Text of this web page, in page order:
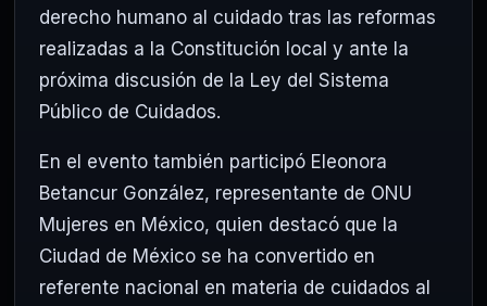
derecho humano al cuidado tras las reformas
realizadas a la Constitución local y ante la
próxima discusión de la Ley del Sistema
Público de Cuidados.
En el evento también participó Eleonora
Betancur González, representante de ONU
Mujeres en México, quien destacó que la
Ciudad de México se ha convertido en
referente nacional en materia de cuidados al